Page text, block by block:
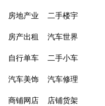
房地产业 二手楼宇
房产出租 汽车世界
自行单车 二手小车
汽车美饰 汽车修理
商铺网店 店铺货架